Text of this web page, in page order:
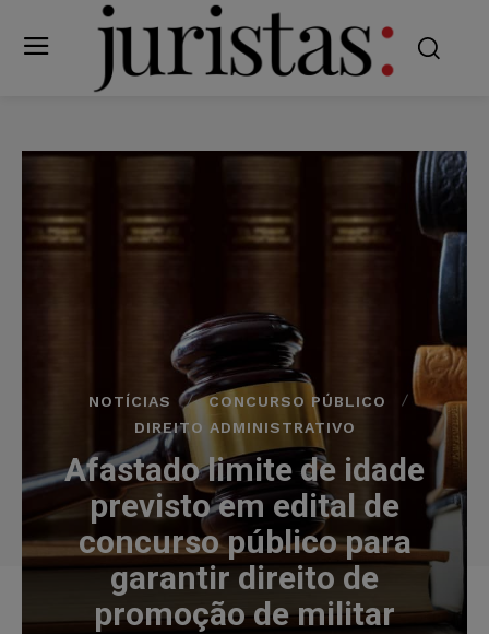
NOTÍCIAS
CONCURSO PÚBLICO
DIREITO ADMINISTRATIVO
Afastado limite de idade
previsto em edital de
concurso público para
garantir direito de
promoção de militar